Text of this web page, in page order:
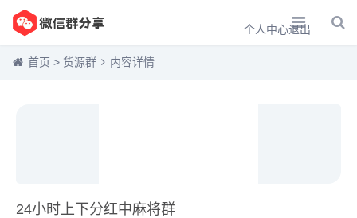
个人中心退出
首页 > 货源群 内容详情
24小时上下分红中麻将群